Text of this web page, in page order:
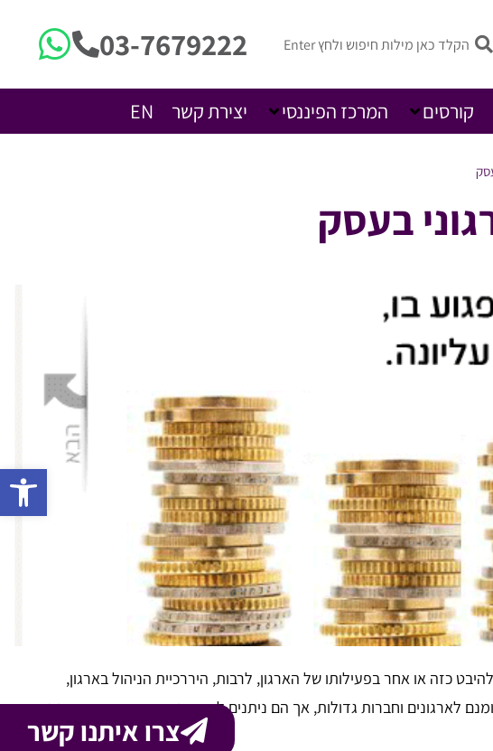
03-7679222
צרו איתנו קשר
קורסים המרכז הפיננסי יצירת קשר EN
בעסק
כזה או אחר בפעילותו של הארגון, לרבות, היררכיית הניהול בארגון,
לארגונים וחברות גדולות, אך הם ניתנים ליישום גם בקרב בתי עסק קטנים